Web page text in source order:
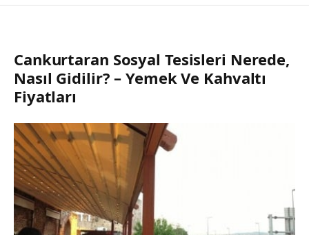
Cankurtaran Sosyal Tesisleri Nerede,
Nasıl Gidilir? – Yemek Ve Kahvaltı
Fiyatları